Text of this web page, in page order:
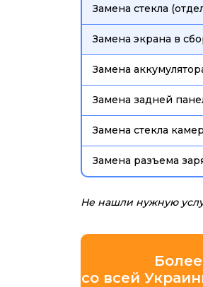
Замена стекла
Замена экрана в
Замена
Замена задней
Замена стекла
Замена разъема
Не нашли нужную
со всей